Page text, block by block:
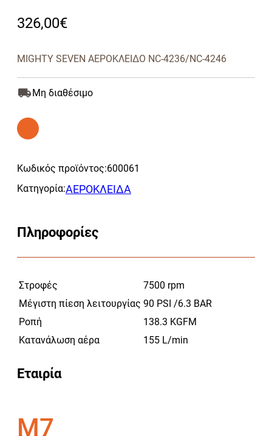
326,00€
MIGHTY SEVEN ΑΕΡΟΚΛΕΙΔΟ NC-4236/NC-4246
Μη διαθέσιμο
Κωδικός προϊόντος:600061
Κατηγορία:ΑΕΡΟΚΛΕΙΔΑ
Πληροφορίες
Στροφές
7500 rpm
Μέγιστη πίεση λειτουργίας 90 PSI /6.3 BAR
Ροπή
138.3 KGFM
Κατανάλωση αέρα
155 L/min
Εταιρία
Μ7